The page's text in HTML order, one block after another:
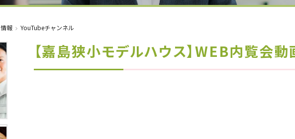
報 YouTubeチャンネル
【嘉島狭小モデルハウス】WEB内覧会動